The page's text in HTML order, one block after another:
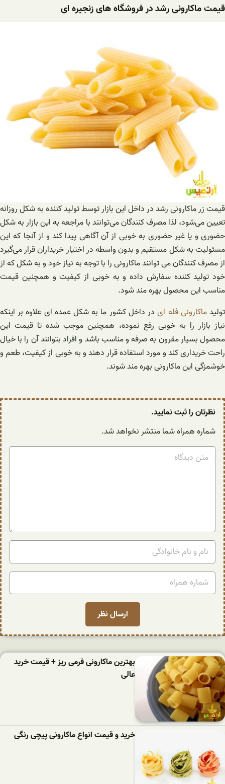
قیمت ماکارونی رشد در فروشگاه های زنجیره ای
قیمت زر ماکارونی رشد در داخل این بازار توسط تولید کننده به شکل روزانه
تعیین می‌شود، لذا مصرف کنندگان می‌توانند با مراجعه به این بازار به شکل
حضوری و یا غیر حضوری به خوبی از آن آگاهی پیدا کند و از آنجا که این
مسئولیت به شکل مستقیم و بدون واسطه در اختیار خریداران قرار می‌گیرد
از مصرف کنندگان می توانند ماکارونی را با توجه به نیاز خود و به شکل که از
خود تولید کننده سفارش داده و به خوبی از کیفیت و همچنین قیمت
مناسب این محصول بهره مند شود.
تولیدماکارونی فله ایدر داخل کشور ما به شکل عمده ای علاوه بر اینکه
نیاز بازار را به خوبی رفع نموده، همچنین موجب شده تا قیمت این
محصول بسیار مقرون به صرفه و مناسب باشد و افراد بتوانند آن را با خیال
راحت خریداری کند و مورد استفاده قرار دهند و به خوبی از کیفیت، طعم و
خوشمزگی این ماکارونی بهره مند شوند.
نظرتان را ثبت نمایید.
شماره همراه شما منتشر نخواهد شد.
بهترین ماکارونی فرمی ریز + قیمت خرید
عالی
خرید و قیمت انواع ماکارونی پیچی رنگی